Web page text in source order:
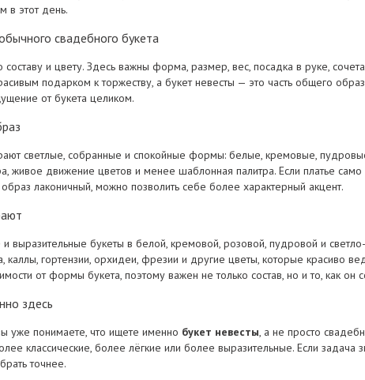
в этот день.
свадебного букета
и цвету. Здесь важны форма, размер, вес, посадка в руке,
подарком к торжеству, а букет невесты — это часть общего
от букета целиком.
светлые, собранные и спокойные формы: белые, кремовые,
живое движение цветов и менее шаблонная палитра. Если платье
лаконичный, можно позволить себе более характерный акцент.
выразительные букеты в белой, кремовой, розовой, пудровой и
каллы, гортензии, орхидеи, фрезии и другие цветы, которые красиво
от формы букета, поэтому важен не только состав, но и то, как он
здесь
уже понимаете, что ищете именно букет невесты, а не просто
классические, более лёгкие или более выразительные. Если задача
точнее.